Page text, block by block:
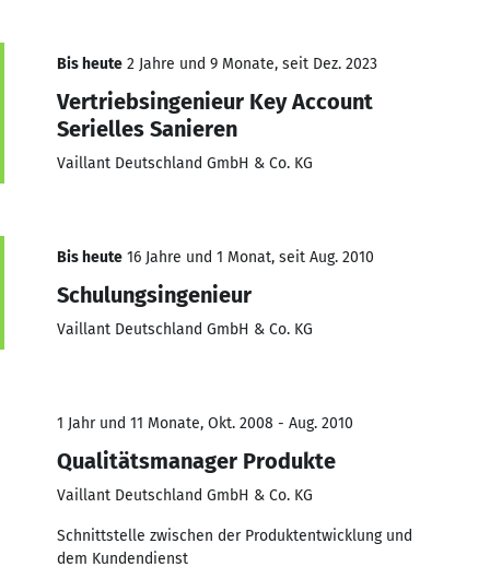
Bis heute 2 Jahre und 9 Monate, seit Dez. 2023
Vertriebsingenieur Key Account
Serielles Sanieren
Vaillant Deutschland GmbH & Co. KG
Bis heute 16 Jahre und 1 Monat, seit Aug. 2010
Schulungsingenieur
Vaillant Deutschland GmbH & Co. KG
1 Jahr und 11 Monate, Okt. 2008 - Aug. 2010
Qualitätsmanager Produkte
Vaillant Deutschland GmbH & Co. KG
Schnittstelle zwischen der Produktentwicklung und
dem Kundendienst